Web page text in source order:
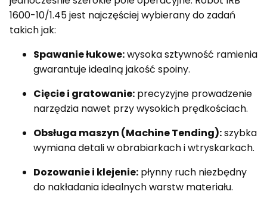
1600-10/1.45 jest najczęściej wybierany do zadań
takich jak:
Spawanie łukowe:wysoka sztywność ramienia
gwarantuje idealną jakość spoiny.
Cięcie i gratowanie: precyzyjne prowadzenie
narzędzia nawet przy wysokich prędkościach.
Obsługa maszyn (Machine Tending):szybka
wymiana detali w obrabiarkach i wtryskarkach.
Dozowanie i klejenie: płynny ruch niezbędny
do nakładania idealnych warstw materiału.